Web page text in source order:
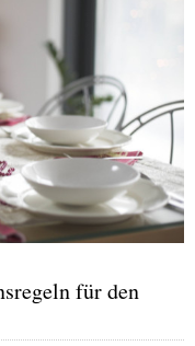
für den